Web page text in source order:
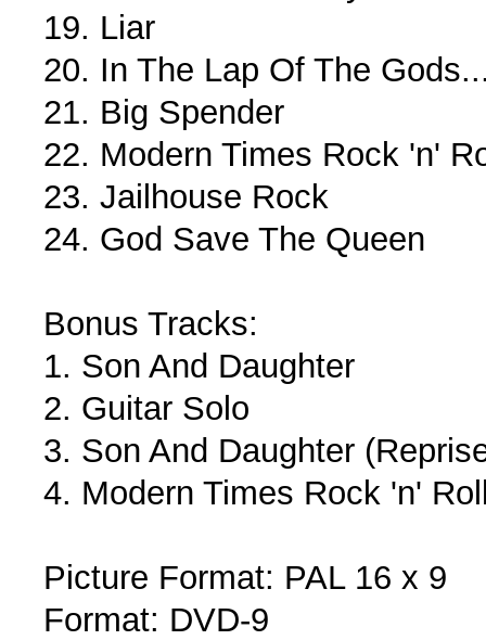
19. Liar
20. In The Lap Of The
21. Big Spender
22. Modern Times Rock 'n'
23. Jailhouse Rock
24. God Save The Queen
Bonus Tracks:
1. Son And Daughter
2. Guitar Solo
3. Son And Daughter
4. Modern Times Rock 'n'
Picture Format: PAL 16 x 9
Format: DVD-9